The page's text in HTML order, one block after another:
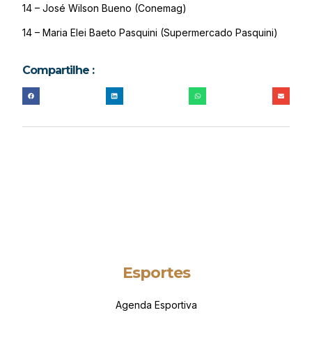
14 – José Wilson Bueno (Conemag)
14 – Maria Elei Baeto Pasquini (Supermercado Pasquini)
Compartilhe :
Esportes
Agenda Esportiva